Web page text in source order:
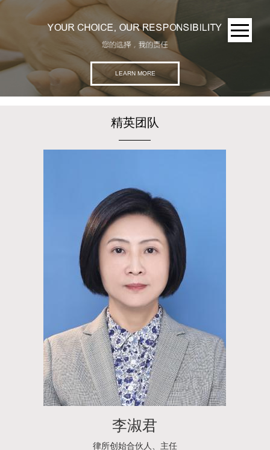
LEARN MORE
精英团队
李淑君
律所创始合伙人、主任